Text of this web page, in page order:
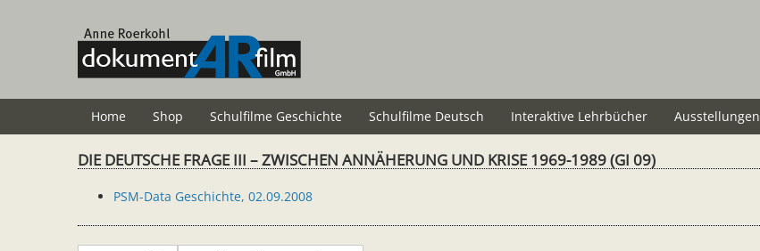
Home Shop Schulfilme Geschichte Schulfilme Deutsch Interaktive Lehrbücher Ausstellungen
DIE DEUTSCHE FRAGE III – ZWISCHEN ANNÄHERUNG UND KRISE 1969-1989 (GI 09)
PSM-Data Geschichte, 02.09.2008